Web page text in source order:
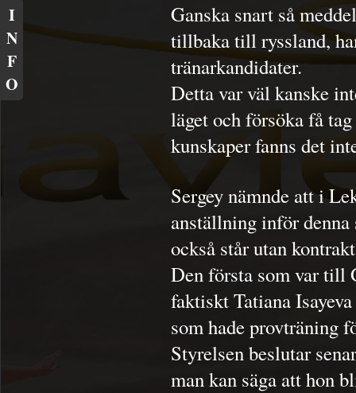
Ganska snart så
tillbaka till ryssland,
tränarkandidater.
Detta var väl kanske
läget och försöka få
kunskaper fanns det
Sergey nämnde att i
anställning inför denna
också står utan
Den första som var till
faktiskt Tatiana
som hade provträning
Styrelsen beslutar
man kan säga att hon
I
N
F
O